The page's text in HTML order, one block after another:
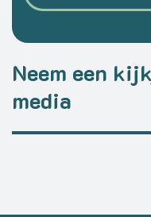
Neem een
media